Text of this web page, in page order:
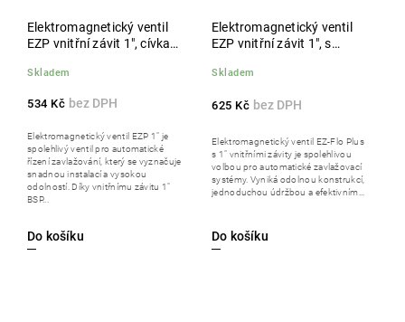
Elektromagnetický ventil
EZP vnitřní závit 1", cívka
Skladem
534 Kč
Do košíku
Elektromagnetický ventil EZP 1" je
spolehlivý ventil pro automatické
řízení zavlažování, který se vyznačuje
snadnou instalací a vysokou
odolností. Díky vnitřnímu závitu 1"
BSP...
Elektromagnetický ventil
EZP vnitřní závit 1", s
V AC
Skladem
625 Kč
Do košíku
Elektromagnetický ventil EZ-Flo Plus
s 1" vnitřními závity je spolehlivou
volbou pro automatické zavlažovací
systémy. Vyniká odolnou konstrukcí,
jednoduchou údržbou a efektivním...